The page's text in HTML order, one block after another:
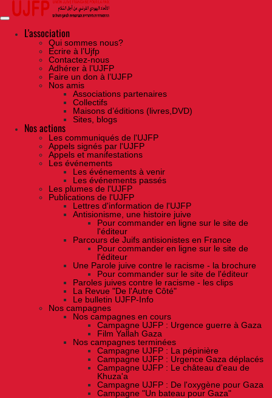
Skip
the
contentL'association
Qui sommes nous?
Ecrire à l’Ujfp
Contactez-nous
Adhérer à l’UJFP
Faire un don à l’UJFP
Nos amis
Associations partenaires
Collectifs
Maisons d’éditions (livres,DVD)
Sites, blogs
Nos actions
Les communiqués de l'UJFP
Appels signés par l'UJFP
Appels et manifestations
Les événements
Les événements à venir
Les événements passés
Les plumes de l'UJFP
Publications de l'UJFP
Lettres d'information de l'UJFP
Antisionisme, une histoire juive
Pour commander en ligne sur le site de
l'éditeur
Parcours de Juifs antisionistes en France
Pour commander en ligne sur le site de
l'éditeur
Une Parole juive contre le racisme - la brochure
Pour commander sur le site de l'éditeur
Paroles juives contre le racisme - les clips
La Revue "De l'Autre Côté"
Le bulletin UJFP-Info
Nos campagnes
Nos campagnes en cours
Campagne UJFP : Urgence guerre à Gaza
Film Yallah Gaza
Nos campagnes terminées
Campagne UJFP : La pépinière
Campagne UJFP : Urgence Gaza déplacés
Campagne UJFP : Le château d'eau de
Khuza'a
Campagne UJFP : De l'oxygène pour Gaza
Campagne "Un bateau pour Gaza"